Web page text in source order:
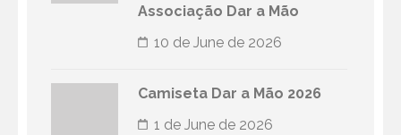
Associação Dar a Mão
10 de June de 2026
Camiseta Dar a Mão 2026
1 de June de 2026